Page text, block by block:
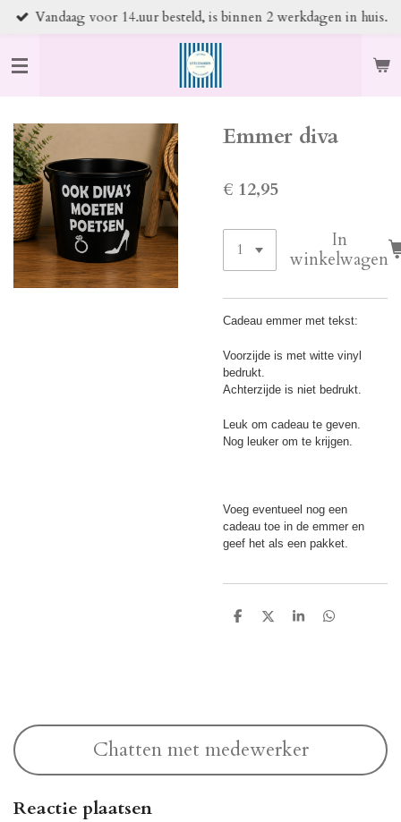
Ga
naar
de
hoofdinhoud
Vandaag voor 14.uur besteld, is binnen 2 werkdagen in huis.
Emmer diva
€ 12,95
In
winkelwagen
Cadeau emmer met tekst:
Voorzijde is met witte vinyl
bedrukt.
Achterzijde is niet bedrukt.
Leuk om cadeau te geven.
Nog leuker om te krijgen.
Voeg eventueel nog een
cadeau toe in de emmer en
geef het als een pakket.
D
D
S
D
Chatten met medewerker
Reactie plaatsen